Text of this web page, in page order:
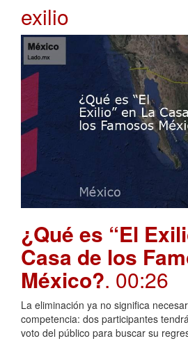
exilio
¿Qué es “El
Casa de los
México?. 00:26
La eliminación ya no significa
competencia: dos participantes
voto del público para buscar su